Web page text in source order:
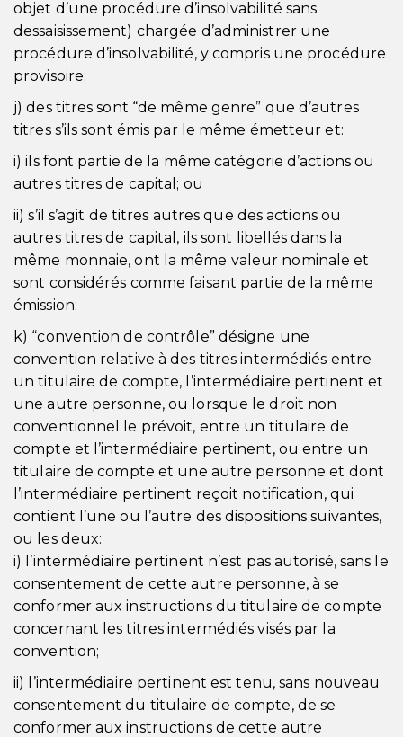
objet d’une procédure d’insolvabilité sans
dessaisissement) chargée d’administrer une
procédure d’insolvabilité, y compris une procédure
provisoire;
j) des titres sont “de même genre” que d’autres
titres s’ils sont émis par le même émetteur et:
i) ils font partie de la même catégorie d’actions ou
autres titres de capital; ou
ii) s’il s’agit de titres autres que des actions ou
autres titres de capital, ils sont libellés dans la
même monnaie, ont la même valeur nominale et
sont considérés comme faisant partie de la même
émission;
k) “convention de contrôle” désigne une
convention relative à des titres intermédiés entre
un titulaire de compte, l’intermédiaire pertinent et
une autre personne, ou lorsque le droit non
conventionnel le prévoit, entre un titulaire de
compte et l’intermédiaire pertinent, ou entre un
titulaire de compte et une autre personne et dont
l’intermédiaire pertinent reçoit notification, qui
contient l’une ou l’autre des dispositions suivantes,
ou les deux:
i) l’intermédiaire pertinent n’est pas autorisé, sans le
consentement de cette autre personne, à se
conformer aux instructions du titulaire de compte
concernant les titres intermédiés visés par la
convention;
ii) l’intermédiaire pertinent est tenu, sans nouveau
consentement du titulaire de compte, de se
conformer aux instructions de cette autre